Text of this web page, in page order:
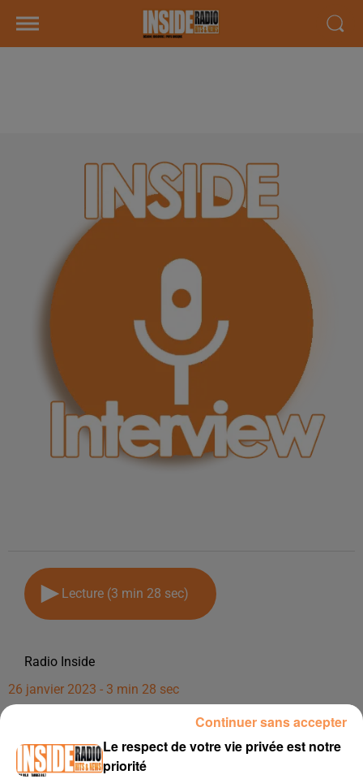
Lecture (3 min 28 sec)
Radio Inside
26 janvier 2023 - 3 min 28 sec
INTERVIEW DE YOHANN DE EDEN AUTO
page facebook : occasionedenauto
Le respect de votre vie privée est notre
priorité
Continuer sans accepter